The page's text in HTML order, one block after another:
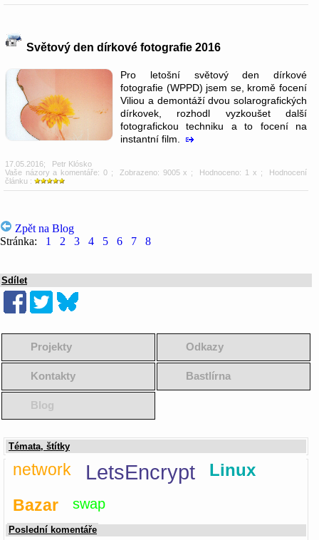
Světový den dírkové fotografie 2016
Pro letošní světový den dírkové
fotografie (WPPD) jsem se, kromě focení
Viliou a demontáží dvou solarografických
dírkovek, rozhodl vyzkoušet další
fotografickou techniku a to focení na
instantní film.
17.05.2016; Petr Klósko
Vaše názory a komentáře: 0; Zobrazeno: 9005 x ; Hodnoceno: 1 x ; Hodnocení
článku :
Zpět na Blog
Stránka:
1 2 3 4 5 6 7 8
Sdílet
Projekty Odkazy
Kontakty Bastlírna
Blog
Témata, štítky
network LetsEncrypt Linux
Bazar swap
Poslední komentáře